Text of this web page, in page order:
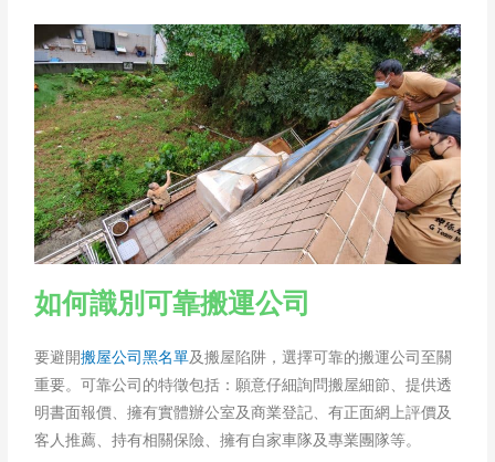
如何識別可靠搬運公司
要避開搬屋公司黑名單及搬屋陷阱，選擇可靠的搬運公司至關
重要。可靠公司的特徵包括：願意仔細詢問搬屋細節、提供透
明書面報價、擁有實體辦公室及商業登記、有正面網上評價及
客人推薦、持有相關保險、擁有自家車隊及專業團隊等。